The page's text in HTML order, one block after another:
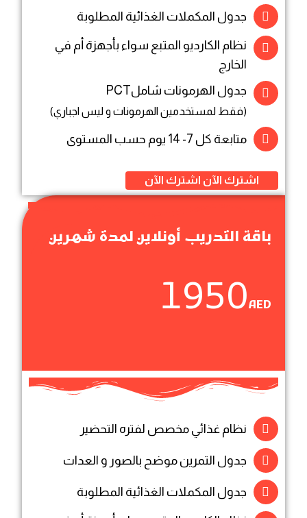
باقة التدريب أونلاين لمدة شهرين
1950AED
نظام غذائي مخصص لفتره التحضير
جدول التمرين موضح بالصور و العدات
جدول المكملات الغذائية المطلوبة
جدول المكملات الغذائية المطلوبة
نظام الكارديو المتبع سواء بأجهزة أم في
الخارج
جدول الهرمونات شاملPCT
(فقط لمستخدمين الهرمونات و ليس اجباري)
متابعة كل 7- 14 يوم حسب المستوى
اشترك الآن اشترك الآن